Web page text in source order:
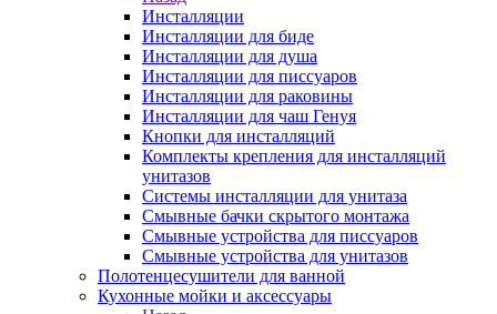
Инсталляции
Инсталляции для биде
Инсталляции для душа
Инсталляции для писсуаров
Инсталляции для раковины
Инсталляции для чаш Генуя
Кнопки для инсталляций
Комплекты крепления для инсталляций
унитазов
Системы инсталляции для унитаза
Смывные бачки скрытого монтажа
Смывные устройства для писсуаров
Смывные устройства для унитазов
Полотенцесушители для ванной
Кухонные мойки и аксессуары